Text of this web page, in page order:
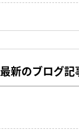
最新のブログ記